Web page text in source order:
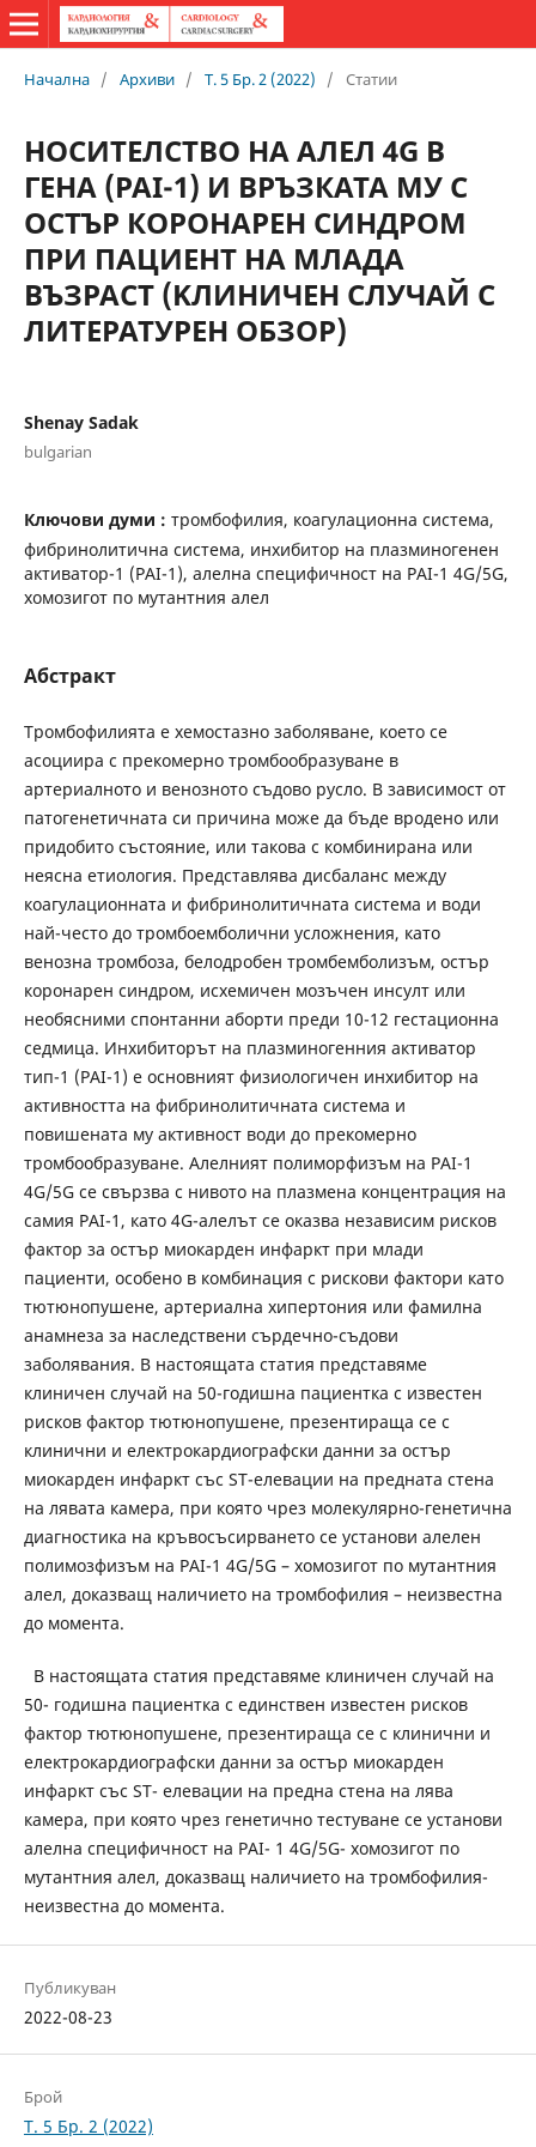
Начална / Архиви / Т. 5 Бр. 2 (2022) / Статии
НОСИТЕЛСТВО НА AЛЕЛ 4G В
ГЕНА (PAI-1) И ВРЪЗКАТА МУ С
ОСТЪР КОРОНАРЕН СИНДРОМ
ПРИ ПАЦИЕНТ НА МЛАДА
ВЪЗРАСТ (KЛИНИЧЕН СЛУЧАЙ С
ЛИТЕРАТУРЕН ОБЗОР)
Shenay Sadak
bulgarian
Ключови думи : тромбофилия, коагулационна система,
фибринолитична система, инхибитор на плазминогенен
активатор-1 (PAI-1), aлелна специфичност на PAI-1 4G/5G,
хомозигот по мутантния алел
Абстракт
Tромбофилията е хемостазно заболяване, което се
асоциира с прекомерно тромбообразуване в
артериалното и венозното съдово русло. В зависимост от
патогенетичната си причина може да бъде вродено или
придобито състояние, или такова с комбинирана или
неясна етиология. Представлява дисбаланс между
коагулационната и фибринолитичната система и води
най-често до тромбоемболични усложнения, като
венозна тромбоза, белодробен тромбемболизъм, остър
коронарен синдром, исхемичен мозъчен инсулт или
необясними спонтанни аборти преди 10-12 гестационна
седмица. Инхибиторът на плазминогенния активатор
тип-1 (PAI-1) е основният физиологичен инхибитор на
активността на фибринолитичната система и
повишената му активност води до прекомерно
тромбообразуване. Алелният полиморфизъм на PAI-1
4G/5G се свързва с нивото на плазмена концентрация на
самия PAI-1, като 4G-алелът се оказва независим рисков
фактор за остър миокарден инфаркт при млади
пациенти, особено в комбинация с рискови фактори като
тютюнопушене, артериална хипертония или фамилна
анамнеза за наследствени сърдечно-съдови
заболявания. В настоящата статия представяме
клиничен случай на 50-годишна пациентка с известен
рисков фактор тютюнопушене, презентираща се с
клинични и електрокардиографски данни за остър
миокарден инфаркт със ST-елевации на предната стена
на лявата камера, при която чрез молекулярно-генетична
диагностика на кръвосъсирването се установи алелен
полимозфизъм на PAI-1 4G/5G – хомозигот по мутантния
алел, доказващ наличието на тромбофилия – неизвестна
до момента.
В настоящата статия представяме клиничен случай на
50- годишна пациентка с единствен известен рисков
фактор тютюнопушене, презентираща се с клинични и
електрокардиографски данни за остър миокарден
инфаркт със ST- елевации на предна стена на лява
камера, при която чрез генетично тестуване се установи
алелна специфичност на PAI- 1 4G/5G- хомозигот по
мутантния алел, доказващ наличието на тромбофилия-
неизвестна до момента.
Публикуван
2022-08-23
Брой
Т. 5 Бр. 2 (2022)